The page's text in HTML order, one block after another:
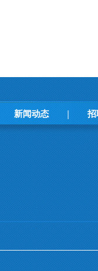
新闻动态 | 招